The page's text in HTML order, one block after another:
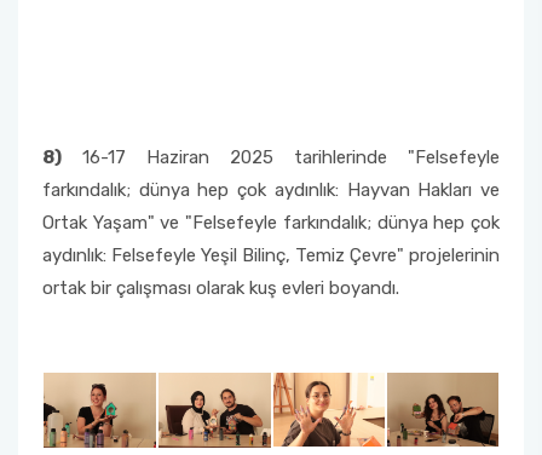
8) 16-17 Haziran 2025 tarihlerinde "Felsefeyle
farkındalık; dünya hep çok aydınlık: Hayvan Hakları ve
Ortak Yaşam" ve "Felsefeyle farkındalık; dünya hep çok
aydınlık: Felsefeyle Yeşil Bilinç, Temiz Çevre" projelerinin
ortak bir çalışması olarak kuş evleri boyandı.